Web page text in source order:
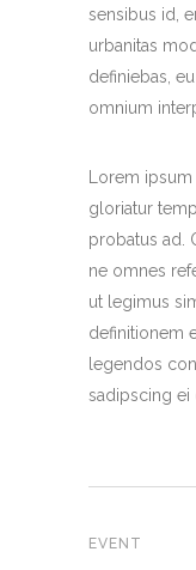
sensibus id,
urbanitas
definiebas,
omnium
Lorem
gloriatur
probatus ad.
ne omnes
ut legimus
definitionem
legendos
sadipscing ei
EVENT